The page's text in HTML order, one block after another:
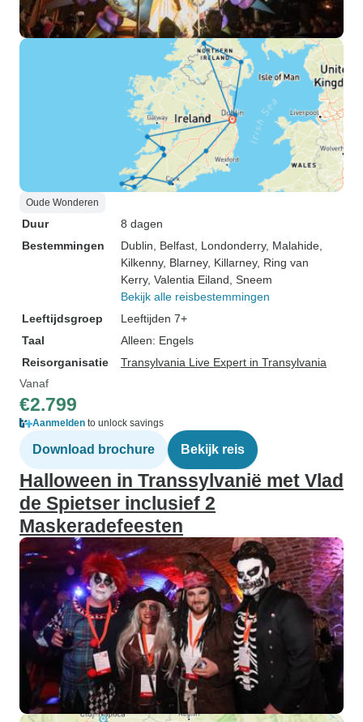
Oude Wonderen
Duur
8 dagen
Bestemmingen
Dublin , Belfast , Londonderry, Malahide
Kilkenny, Blarney, Killarney, Ring van
Kerry, Valentia Eiland , Sneem
Bekijk alle reisbestemmingen
Leeftijdsgroep
Leeftijden 7+
Taal
Alleen: Engels
Reisorganisatie
Transylvania Live Expert in Transylvania
Vanaf
€2.799
Aanmelden to unlock savings
Download brochure Bekijk reis
Halloween in Transsylvanië met Vlad
de Spietser inclusief 2
Maskeradefeesten